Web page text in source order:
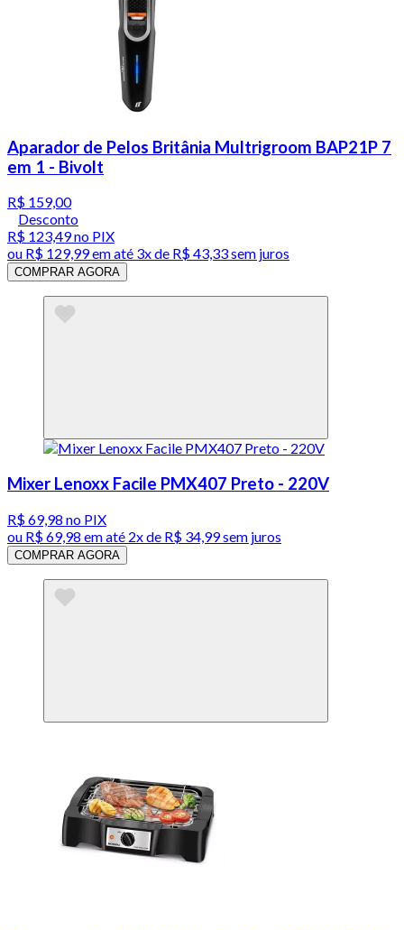
Aparador de Pelos Britânia Multrigroom BAP21P 7
em 1 - Bivolt
R$ 159,00
Desconto
R$ 123,49no PIX
ou R$ 129,99em até 3x de R$ 43,33 sem juros
COMPRAR AGORA
Mixer Lenoxx Facile PMX407 Preto - 220V
R$ 69,98 no PIX
ou R$ 69,98 em até 2x de R$ 34,99 sem juros
COMPRAR AGORA